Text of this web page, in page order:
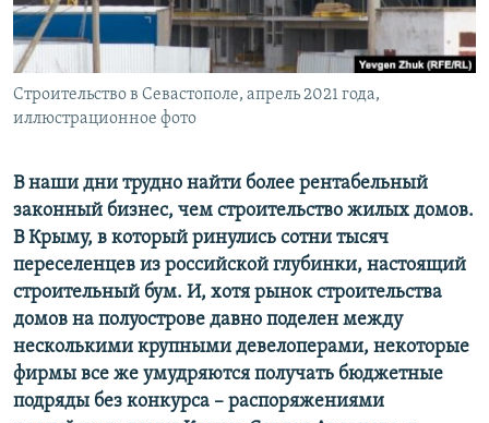
ELIFBE
УКРАИНСКАЯ ПРОБЛЕМА КРЫМА
Все сайты RFE/RL
Строительство в Севастополе, апрель 2021 года,
иллюстрационное фото
В наши дни трудно найти более рентабельный
законный бизнес, чем строительство жилых домов.
В Крыму, в который ринулись сотни тысяч
переселенцев из российской глубинки, настоящий
строительный бум. И, хотя рынок строительства
домов на полуострове давно поделен между
несколькими крупными девелоперами, некоторые
фирмы все же умудряются получать бюджетные
подряды без конкурса – распоряжениями